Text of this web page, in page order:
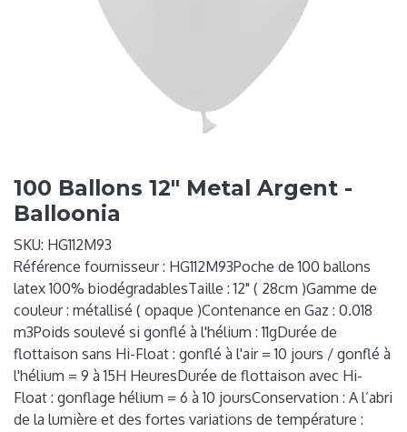
100 Ballons 12" Metal Argent -
Balloonia
SKU: HG112M93
Référence fournisseur : HG112M93Poche de 100 ballons
latex 100% biodégradablesTaille : 12" ( 28cm )Gamme de
couleur : métallisé ( opaque )Contenance en Gaz : 0.018
m3Poids soulevé si gonflé à l'hélium : 11gDurée de
flottaison sans Hi-Float : gonflé à l'air = 10 jours / gonflé à
l'hélium = 9 à 15H HeuresDurée de flottaison avec Hi-
Float : gonflage hélium = 6 à 10 joursConservation : A l’abri
de la lumière et des fortes variations de température :